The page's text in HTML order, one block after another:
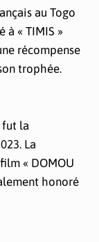
au Togo
« TIMIS »
récompense
trophée.
fut la
La
« DOMOU
honoré